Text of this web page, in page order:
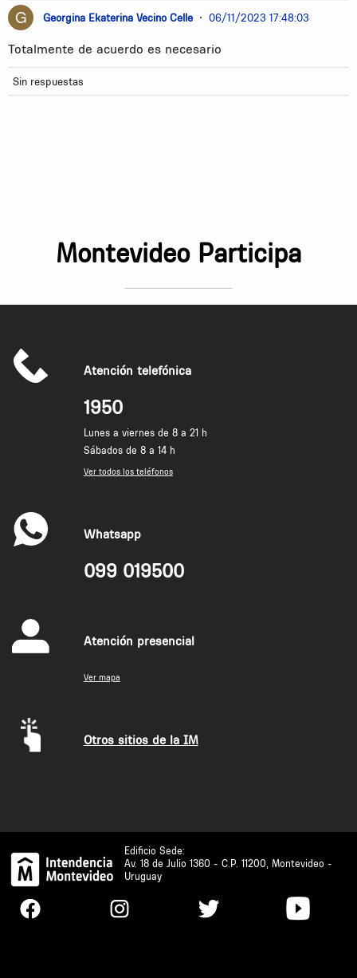
Georgina Ekaterina Vecino Celle • 06/11/2023 17:48:03
Totalmente de acuerdo es necesario
Sin respuestas
Montevideo Participa
Atención telefónica
1950
Lunes a viernes de 8 a 21 h
Sábados de 8 a 14 h
Ver todos los teléfonos
Whatsapp
099 019500
Atención presencial
Ver mapa
Otros sitios de la IM
Edificio Sede:
Av. 18 de Julio 1360 - C.P. 11200, Montevideo -
Uruguay